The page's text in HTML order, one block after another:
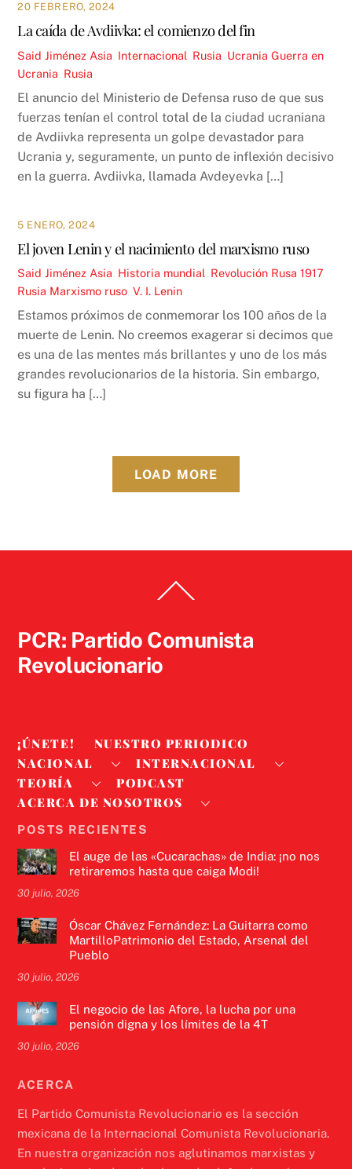
20 FEBRERO, 2024
La caída de Avdiivka: el comienzo del fin
Said Jiménez Asia Internacional Rusia Ucrania Guerra en
Ucrania Rusia
El anuncio del Ministerio de Defensa ruso de que sus
fuerzas tenían el control total de la ciudad ucraniana
de Avdiivka representa un golpe devastador para
Ucrania y, seguramente, un punto de inflexión decisivo
en la guerra. Avdiivka, llamada Avdeyevka […]
5 ENERO, 2024
El joven Lenin y el nacimiento del marxismo ruso
Said Jiménez Asia Historia mundial Revolución Rusa 1917,
Rusia Marxismo ruso ,V. I. Lenin
Estamos próximos de conmemorar los 100 años de la
muerte de Lenin. No creemos exagerar si decimos que
es una de las mentes más brillantes y uno de los más
grandes revolucionarios de la historia. Sin embargo,
su figura ha […]
LOAD MORE
To
PCR: Partido Comunista
Revolucionario
¡ÚNETE!
NUESTRO PERIODICO
NACIONAL
INTERNACIONAL
TEORÍA
PODCAST
ACERCA DE NOSOTROS
POSTS RECIENTES
El auge de las «Cucarachas» de India: ¡no nos
retiraremos hasta que caiga Modi!
30 julio, 2026
Óscar Chávez Fernández: La Guitarra como
MartilloPatrimonio del Estado, Arsenal del
Pueblo
30 julio, 2026
El negocio de las Afore, la lucha por una
pensión digna y los límites de la 4T
30 julio, 2026
ACERCA
El Partido Comunista Revolucionario es la sección
mexicana de la Internacional Comunista Revolucionaria.
En nuestra organización nos aglutinamos marxistas y